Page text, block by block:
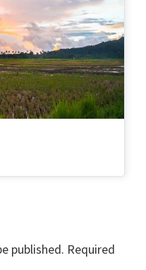
published. Required